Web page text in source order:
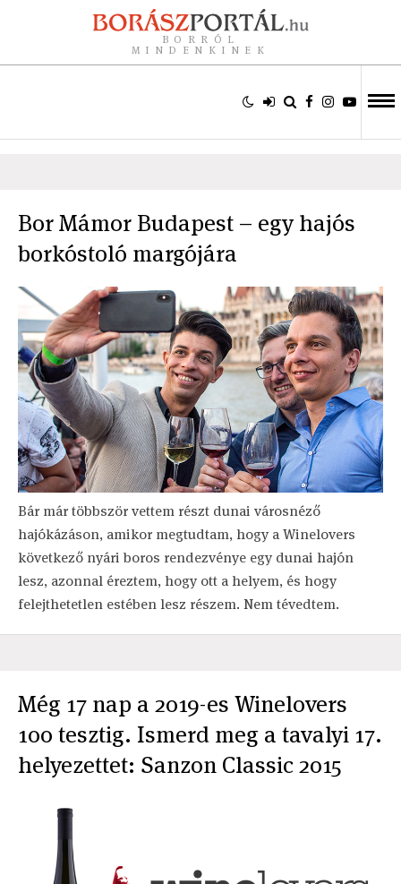
BORRÓL
MINDENKINEK
Bor Mámor Budapest – egy hajós
borkóstoló margójára
Bár már többször vettem részt dunai városnéző
hajókázáson, amikor megtudtam, hogy a Winelovers
következő nyári boros rendezvénye egy dunai hajón
lesz, azonnal éreztem, hogy ott a helyem, és hogy
felejthetetlen estében lesz részem. Nem tévedtem.
Még 17 nap a 2019-es Winelovers
100 tesztig. Ismerd meg a tavalyi 17.
helyezettet: Sanzon Classic 2015